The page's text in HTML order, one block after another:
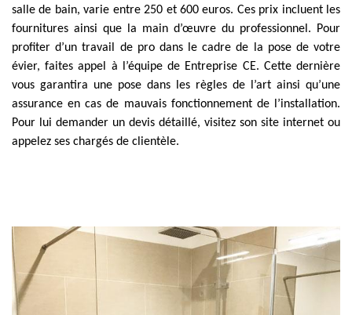
salle de bain, varie entre 250 et 600 euros. Ces prix incluent les
fournitures ainsi que la main d’œuvre du professionnel. Pour
profiter d’un travail de pro dans le cadre de la pose de votre
évier, faites appel à l’équipe de Entreprise CE. Cette dernière
vous garantira une pose dans les règles de l’art ainsi qu’une
assurance en cas de mauvais fonctionnement de l’installation.
Pour lui demander un devis détaillé, visitez son site internet ou
appelez ses chargés de clientèle.